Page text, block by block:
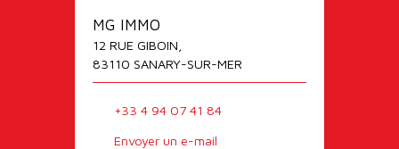
MG IMMO
12 RUE GIBOIN,
83110 SANARY-SUR-MER
+33 4 94 07 41 84
Envoyer un e-mail